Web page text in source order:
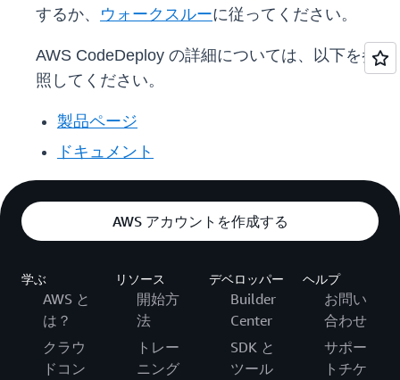
するか、 ウォークスルーに従ってください。
AWS CodeDeploy の詳細については、以下を参
照してください。
製品ページ
ドキュメント
AWS アカウントを作成する
学ぶ
AWS と
は？
クラウ
ドコン
リソース
開始方
法
トレー
ニング
デベロッパー
Builder
Center
SDK と
ツール
ヘルプ
お問い
合わせ
サポー
トチケ